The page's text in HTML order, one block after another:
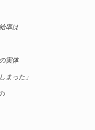
率は
実体
まった」